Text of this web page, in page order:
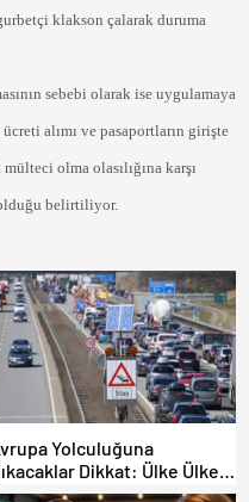
klakson çalarak duruma
sebebi olarak ise uygulamaya
alımı ve pasaportların girişte
olma olasılığına karşı
olduğu belirtiliyor.
Yolculuğuna
Dikkat: Ülke Ülke
Trafik Kuralları,